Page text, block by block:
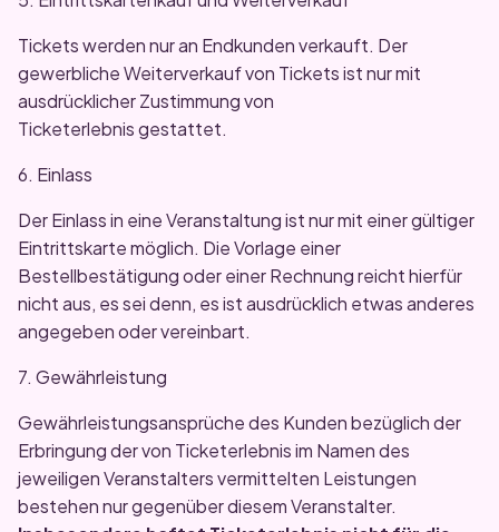
Tickets werden nur an Endkunden verkauft. Der
gewerbliche Weiterverkauf von Tickets ist nur mit
ausdrücklicher Zustimmung von
Ticketerlebnis gestattet.
6. Einlass
Der Einlass in eine Veranstaltung ist nur mit einer gültiger
Eintrittskarte möglich. Die Vorlage einer
Bestellbestätigung oder einer Rechnung reicht hierfür
nicht aus, es sei denn, es ist ausdrücklich etwas anderes
angegeben oder vereinbart.
7. Gewährleistung
Gewährleistungsansprüche des Kunden bezüglich der
Erbringung der von Ticketerlebnis im Namen des
jeweiligen Veranstalters vermittelten Leistungen
bestehen nur gegenüber diesem Veranstalter.